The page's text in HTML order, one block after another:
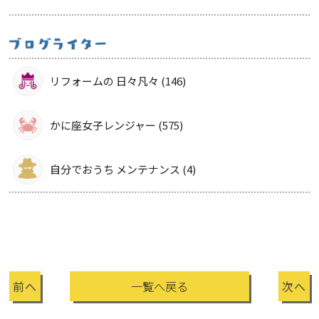
リフォームの 日々凡々 (146)
かに座女子レンジャー (575)
自分でおうち メンテナンス (4)
前へ 一覧へ戻る 次へ